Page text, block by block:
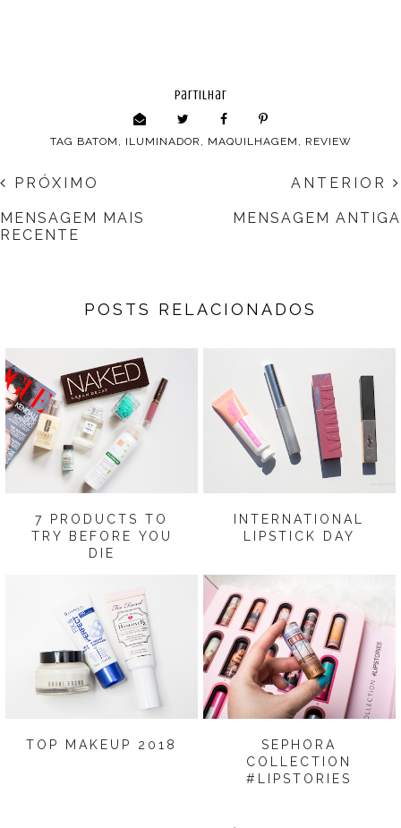
partilhar
TAG BATOM , ILUMINADOR , MAQUILHAGEM , REVIEW
ANTERIOR
MENSAGEM ANTIGA
PRÓXIMO
MENSAGEM MAIS
RECENTE
POSTS RELACIONADOS
7 PRODUCTS TO
TRY BEFORE YOU
DIE
INTERNATIONAL
LIPSTICK DAY
TOP MAKEUP 2018
SEPHORA
COLLECTION
#LIPSTORIES